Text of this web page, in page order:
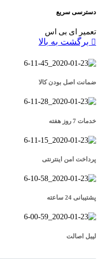
دسترسی سریع
تعمیر ای بی اس
برگشت به بالا
ضمانت اصل بودن کالا
خدمات 7 روز هفته
پرداخت امن اینترنتی
پشتیبانی 24 ساعته
لیبل اصالت